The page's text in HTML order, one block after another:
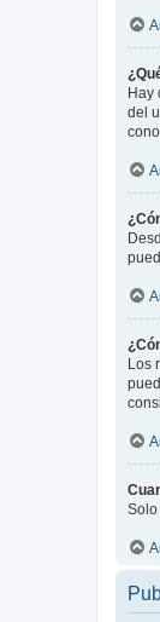
Hay
del
Los
Solo